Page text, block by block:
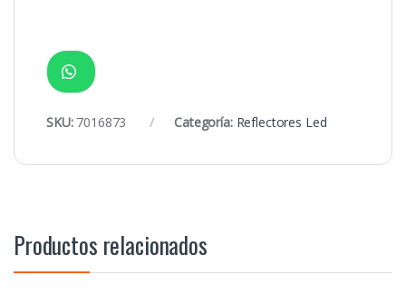
SKU: 7016873 Categoría: Reflectores Led
Productos relacionados